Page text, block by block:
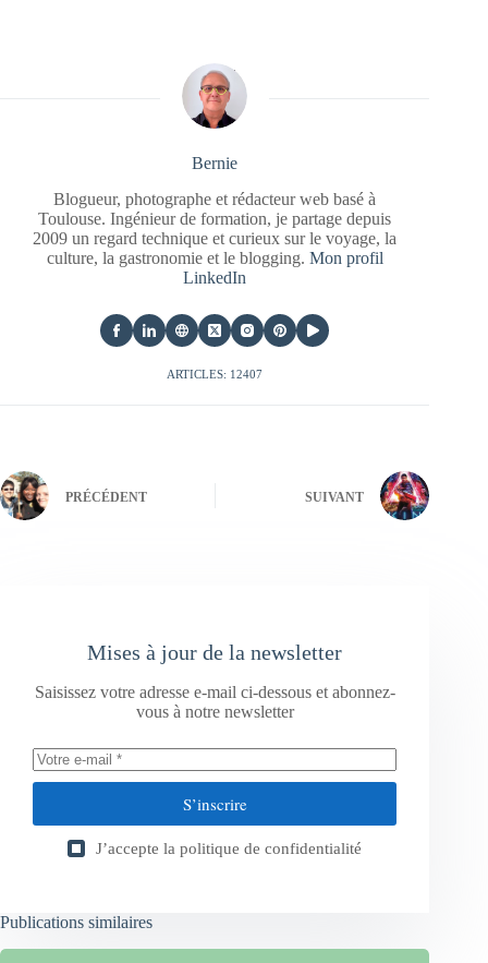
Bernie
Blogueur, photographe et rédacteur web basé à
Toulouse. Ingénieur de formation, je partage depuis
2009 un regard technique et curieux sur le voyage, la
culture, la gastronomie et le blogging. Mon profil
LinkedIn
ARTICLES: 12407
PRÉCÉDENT SUIVANT
Mises à jour de la newsletter
Saisissez votre adresse e-mail ci-dessous et abonnez-
vous à notre newsletter
S’inscrire
J’accepte la politique de confidentialité
Publications similaires